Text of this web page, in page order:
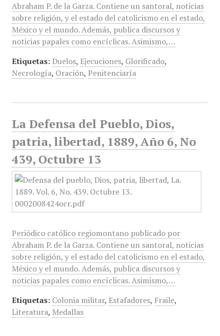
Abraham P. de la Garza. Contiene un santoral, noticias
sobre religión, y el estado del catolicismo en el estado,
México y el mundo. Además, publica discursos y
noticias papales como encíclicas. Asimismo,…
Etiquetas: Duelos, Ejecuciones, Glorificado,
Necrología, Oración, Penitenciaría
La Defensa del Pueblo, Dios,
patria, libertad, 1889, Año 6, No
439, Octubre 13
Periódico católico regiomontano publicado por
Abraham P. de la Garza. Contiene un santoral, noticias
sobre religión, y el estado del catolicismo en el estado,
México y el mundo. Además, publica discursos y
noticias papales como encíclicas. Asimismo,…
Etiquetas: Colonia militar, Estafadores, Fraile,
Literatura, Medallas